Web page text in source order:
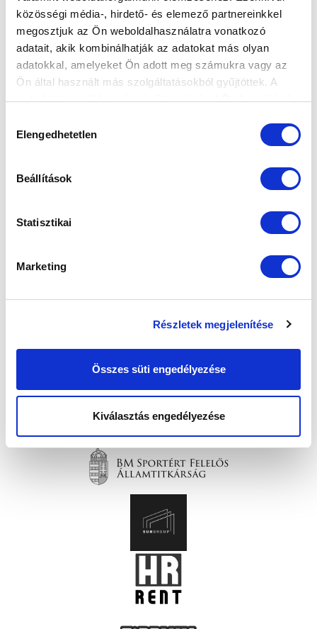
közösségi média-, hirdető- és elemező partnereinkkel
megosztjuk az Ön weboldalhasználatra vonatkozó
adatait, akik kombinálhatják az adatokat más olyan
adatokkal, amelyeket Ön adott meg számukra vagy az
Ön által használt más szolgáltatásokból gyűjtöttek. A
weboldalon való böngészés folytatásával Ön hozzájárul a
kiválasztása
Elengedhetetlen
Beállítások
Statisztikai
Marketing
Részletek megjelenítése
Összes süti engedélyezése
Kiválasztás engedélyezése
Elfogadom azAdatvédelmi tájékoztatót!
FELIRATKOZOM